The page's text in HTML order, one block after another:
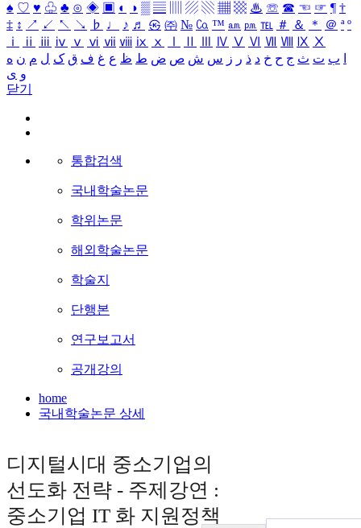
♠ ♡ ♥ ♧ ♣ ⊙ ◈ ▣ ◐ ◑ ▒ ▤ ▨ ▧ ▦ ▩ ♨ ☏ ☎ ☜ ☞ ¶ †
‡ ↕ ↗ ↙ ↖ ↘ ♭ ♩ ♪ ♬ ㉿ ㈜ № ㏇ ™ ㏂ ㏘ ℡ ＃ ＆ ＊ ＠ ª º
ⅰ
ⅱ ⅲ ⅳ ⅴ ⅵ ⅶ ⅷ ⅸ ⅹ Ⅳ Ⅴ Ⅵ Ⅶ Ⅷ Ⅸ Ⅹ
ب ت ث ج ح خ د ذ ر ز س ش ص ض ط ظ ع غ ف ق ک ل م ن ه
و ی
닫기
통합검색
국내학술논문
학위논문
해외학술논문
학술지
단행본
연구보고서
공개강의
home
국내학술논문 상세
디지털시대 중소기업의
선도화 전략 - 주제강연 :
중소기업 IT 화 지원정책